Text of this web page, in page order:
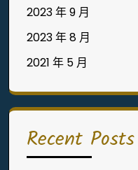
2023 年 9 月
2023 年 8 月
2021 年 5 月
Recent Posts